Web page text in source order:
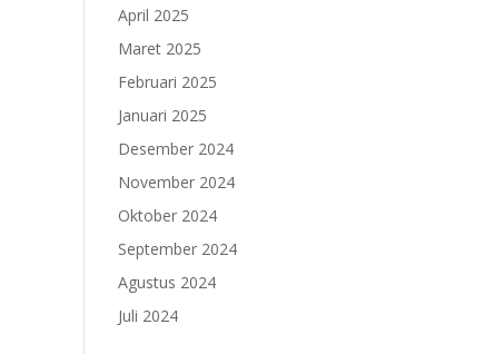
April 2025
Maret 2025
Februari 2025
Januari 2025
Desember 2024
November 2024
Oktober 2024
September 2024
Agustus 2024
Juli 2024